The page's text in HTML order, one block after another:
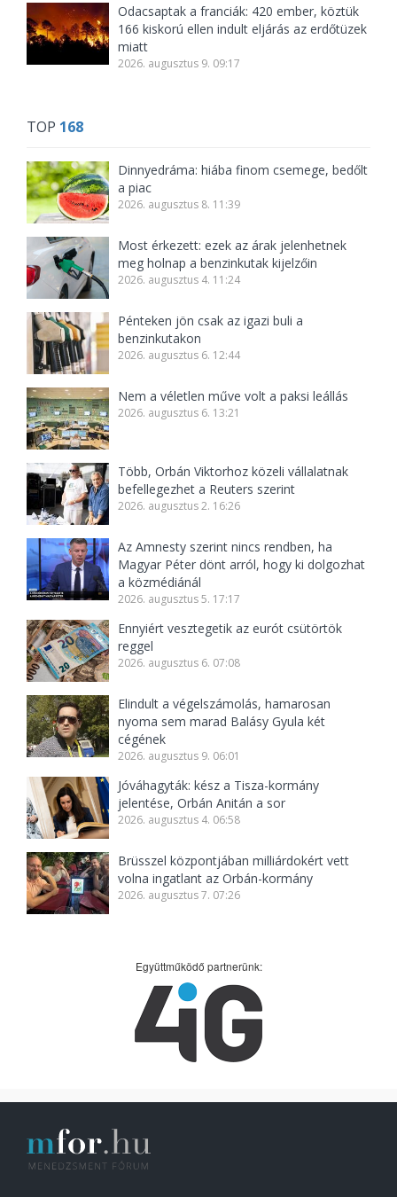
Odacsaptak a franciák: 420 ember, köztük
166 kiskorú ellen indult eljárás az erdőtüzek
miatt
2026. augusztus 9. 09:17
TOP 168
Dinnyedráma: hiába finom csemege, bedőlt
a piac
2026. augusztus 8. 11:39
Most érkezett: ezek az árak jelenhetnek
meg holnap a benzinkutak kijelzőin
2026. augusztus 4. 11:24
Pénteken jön csak az igazi buli a
benzinkutakon
2026. augusztus 6. 12:44
Nem a véletlen műve volt a paksi leállás
2026. augusztus 6. 13:21
Több, Orbán Viktorhoz közeli vállalatnak
befellegezhet a Reuters szerint
2026. augusztus 2. 16:26
Az Amnesty szerint nincs rendben, ha
Magyar Péter dönt arról, hogy ki dolgozhat
a közmédiánál
2026. augusztus 5. 17:17
Ennyiért vesztegetik az eurót csütörtök
reggel
2026. augusztus 6. 07:08
Elindult a végelszámolás, hamarosan
nyoma sem marad Balásy Gyula két
cégének
2026. augusztus 9. 06:01
Jóváhagyták: kész a Tisza-kormány
jelentése, Orbán Anitán a sor
2026. augusztus 4. 06:58
Brüsszel központjában milliárdokért vett
volna ingatlant az Orbán-kormány
2026. augusztus 7. 07:26
Együttműködő partnerünk: